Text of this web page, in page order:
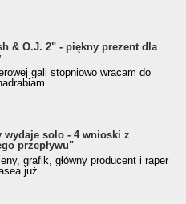
& O.J. 2" - piękny prezent dla
gali stopniowo wracam do
wydaje solo - 4 wnioski z
przepływu"
grafik, główny producent i raper
już...